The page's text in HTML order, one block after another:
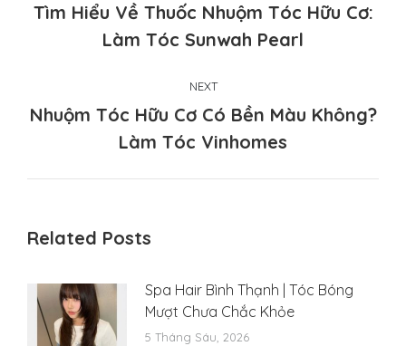
Previous
post:
Tìm Hiểu Về Thuốc Nhuộm Tóc Hữu Cơ:
Làm Tóc Sunwah Pearl
NEXT
Next
post:
Nhuộm Tóc Hữu Cơ Có Bền Màu Không?
Làm Tóc Vinhomes
Related Posts
Spa Hair Bình Thạnh | Tóc Bóng
Mượt Chưa Chắc Khỏe
5 Tháng Sáu, 2026